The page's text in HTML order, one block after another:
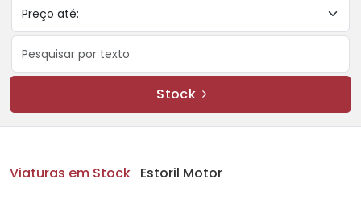
Stock
Viaturas em Stock Estoril Motor